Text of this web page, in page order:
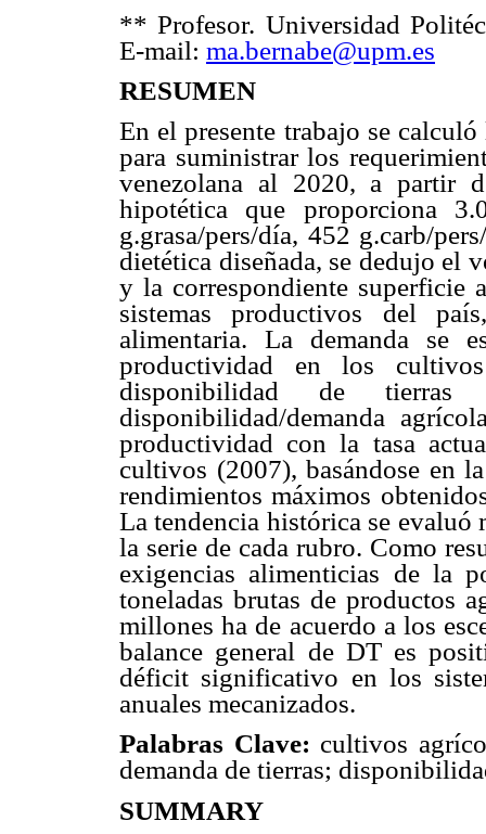
** Profesor. Universidad
E-mail: ma.bernabe@upm.es
RESUMEN
En el presente trabajo se
para suministrar los
venezolana al 2020, a partir
hipotética que proporciona
g.grasa/pers/día, 452 g.carb/
dietética diseñada, se dedujo el
y la correspondiente superficie
sistemas productivos del
alimentaria. La demanda se
productividad en los
disponibilidad de
disponibilidad/demanda
productividad con la tasa
cultivos (2007), basándose en
rendimientos máximos
La tendencia histórica se evaluó
la serie de cada rubro. Como
exigencias alimenticias de la
toneladas brutas de productos
millones ha de acuerdo a los
balance general de DT es
déficit significativo en los
anuales mecanizados.
Palabras Clave: cultivos
demanda de tierras;
SUMMARY